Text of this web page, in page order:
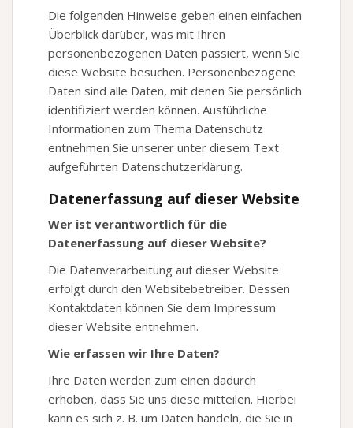
Die folgenden Hinweise geben einen einfachen
Überblick darüber, was mit Ihren
personenbezogenen Daten passiert, wenn Sie
diese Website besuchen. Personenbezogene
Daten sind alle Daten, mit denen Sie persönlich
identifiziert werden können. Ausführliche
Informationen zum Thema Datenschutz
entnehmen Sie unserer unter diesem Text
aufgeführten Datenschutzerklärung.
Datenerfassung auf dieser Website
Wer ist verantwortlich für die
Datenerfassung auf dieser Website?
Die Datenverarbeitung auf dieser Website
erfolgt durch den Websitebetreiber. Dessen
Kontaktdaten können Sie dem Impressum
dieser Website entnehmen.
Wie erfassen wir Ihre Daten?
Ihre Daten werden zum einen dadurch
erhoben, dass Sie uns diese mitteilen. Hierbei
kann es sich z. B. um Daten handeln, die Sie in